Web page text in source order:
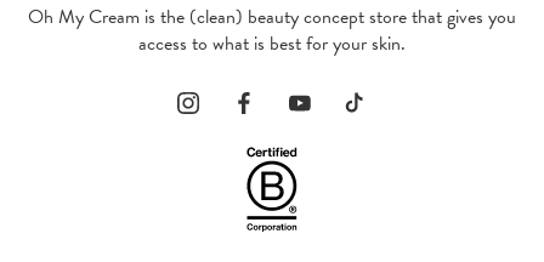
Oh My Cream is the (clean) beauty concept store that gives you
access to what is best for your skin.